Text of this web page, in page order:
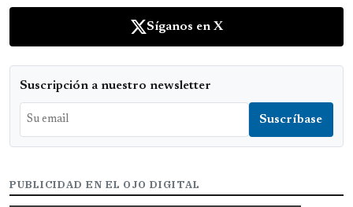
Síganos en X
Suscripción a nuestro newsletter
PUBLICIDAD EN EL OJO DIGITAL